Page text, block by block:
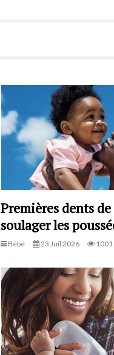
Premières dents
soulager les
Bébé 23 Juil 2026